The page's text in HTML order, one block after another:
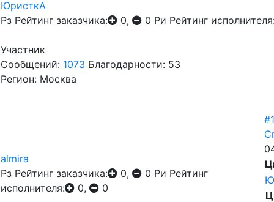
ЮристкА
Рз Рейтинг заказчика: 0, 0 Ри Рейтинг
Участник
Сообщений: 1073 Благодарности: 53
Регион: Москва
almira
Рз Рейтинг заказчика: 0, 0 Ри Рейтинг
исполнителя:
0, 0